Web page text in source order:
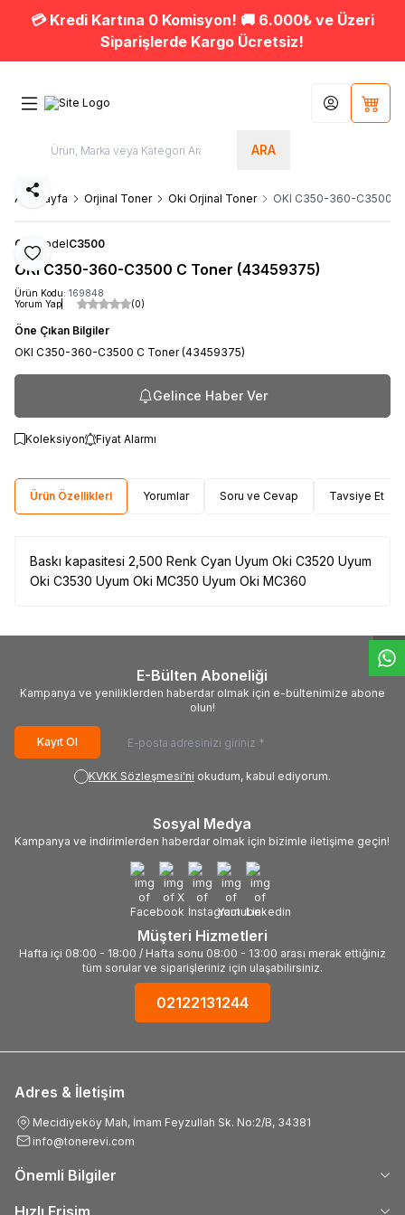
💳 Kredi Kartına 0 Komisyon! 🚚 6.000₺ ve Üzeri
Siparişlerde Kargo Ücretsiz!
ARA
Hesabım
Ana Sayfa Orjinal Toner Oki Orjinal Toner OKI C350-360-C3500
Favoriye Ekle
Paylaş
OKIModelC3500
OKI C350-360-C3500 C Toner (43459375)
Ürün Kodu: 169848
Yorum Yap
(0)
Öne Çıkan Bilgiler
OKI C350-360-C3500 C Toner (43459375)
Gelince Haber Ver
Koleksiyon Fiyat Alarmı
Ürün Özellikleri Yorumlar Soru ve Cevap Tavsiye Et
Baskı kapasitesi 2,500 Renk Cyan Uyum Oki C3520 Uyum
Oki C3530 Uyum Oki MC350 Uyum Oki MC360
E-Bülten Aboneliği
Kampanya ve yeniliklerden haberdar olmak için e-bültenimize abone
olun!
Kayıt Ol
KVKK Sözleşmesi'ni okudum, kabul ediyorum.
Sosyal Medya
Kampanya ve indirimlerden haberdar olmak için bizimle iletişime geçin!
Müşteri Hizmetleri
Hafta içi 08:00 - 18:00 / Hafta sonu 08:00 - 13:00 arası merak ettiğiniz
tüm sorular ve siparişleriniz için ulaşabilirsiniz.
02122131244
Adres & İletişim
Mecidiyeköy Mah, İmam Feyzullah Sk. No:2/B, 34381
info@tonerevi.com
Önemli Bilgiler
Hızlı Erişim